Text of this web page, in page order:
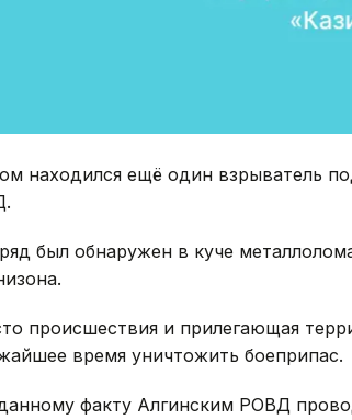
находился ещё один взрыватель
был обнаружен в куче
происшествия и прилегающая
время уничтожить боеприпас.
факту Алгинским РОВД